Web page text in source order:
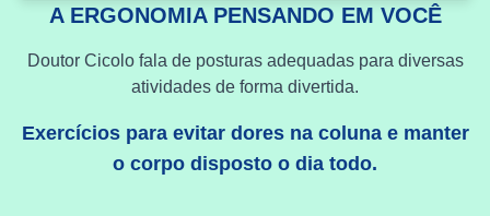
A ERGONOMIA PENSANDO EM VOCÊ
Doutor Cicolo fala de posturas adequadas para diversas
atividades de forma divertida.
Exercícios para evitar dores na coluna e manter
o corpo disposto o dia todo.